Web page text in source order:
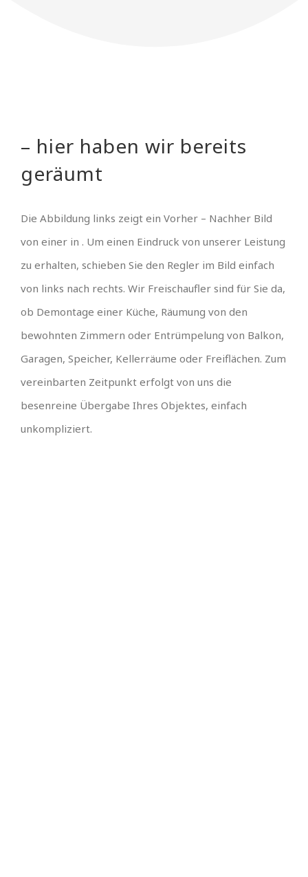
– hier haben wir bereits
geräumt
Die Abbildung links zeigt ein Vorher – Nachher Bild
von einer in . Um einen Eindruck von unserer Leistung
zu erhalten, schieben Sie den Regler im Bild einfach
von links nach rechts. Wir Freischaufler sind für Sie da,
ob Demontage einer Küche, Räumung von den
bewohnten Zimmern oder Entrümpelung von Balkon,
Garagen, Speicher, Kellerräume oder Freiflächen. Zum
vereinbarten Zeitpunkt erfolgt von uns die
besenreine Übergabe Ihres Objektes, einfach
unkompliziert.